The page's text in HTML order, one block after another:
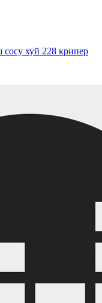
хуй 228 крипер